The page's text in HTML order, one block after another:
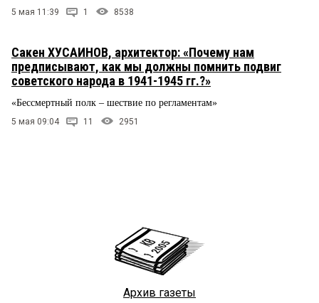
5 мая 11:39 1 8538
Сакен ХУСАИНОВ, архитектор: «Почему нам
предписывают, как мы должны помнить подвиг
советского народа в 1941-1945 гг.?»
«Бессмертный полк – шествие по регламентам»
5 мая 09:04 11 2951
Архив газеты